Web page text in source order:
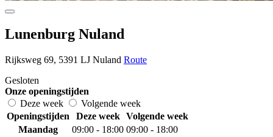
Lunenburg Nuland
Rijksweg 69, 5391 LJ Nuland Route
Gesloten
Onze openingstijden
Deze week
Volgende week
Openingstijden
Deze week
Volgende week
Maandag
09:00 - 18:00 09:00 - 18:00